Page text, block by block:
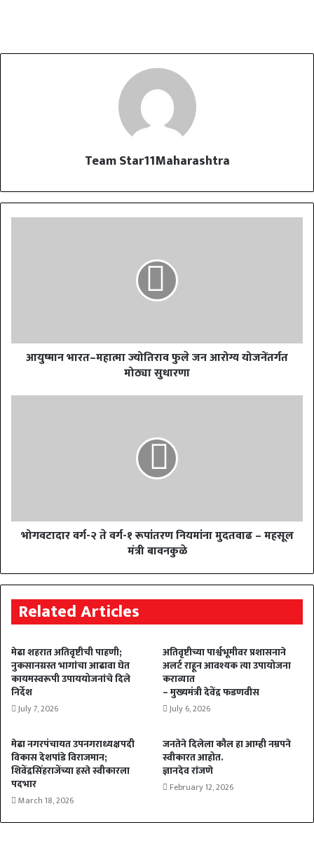
Team Star11Maharashtra
आयुष्मान भारत–महात्मा ज्योतिराव फुले जन आरोग्य योजनेंतर्गत
मोठ्या सुधारणा
भोगवटादार वर्ग-२ ते वर्ग-१ रूपांतरण नियमांना मुदतवाढ – महसूल
मंत्री बावनकुळे
Related Articles
मेढा शहरात अतिवृष्टीची पाहणी;
नुकसानग्रस्त भागांचा आढावा घेत
कायमस्वरूपी उपाययोजनांचे दिले
निर्देश
July 7, 2026
अतिवृष्टीच्या पार्श्वभूमीवर प्रशासनाने
अलर्ट राहून आवश्यक त्या उपायोजना
कराव्यात
– मुख्यमंत्री देवेंद्र फडणवीस
July 6, 2026
मेढा नगरपंचायत उपनगराध्यक्षपदी
विकास देशपांडे विराजमान;
शिवेंद्रसिंहराजेंच्या हस्ते स्वीकारला
पदभार
March 18, 2026
जनतेने दिलेला कौल हा आम्ही नम्रपने
स्वीकारत आहोत.
ज्ञानदेव रांजणे
February 12, 2026